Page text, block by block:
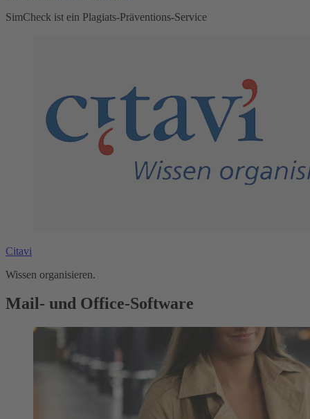
SimCheck ist ein Plagiats-Präventions-Service
Citavi
Wissen organisieren.
Mail- und Office-Software